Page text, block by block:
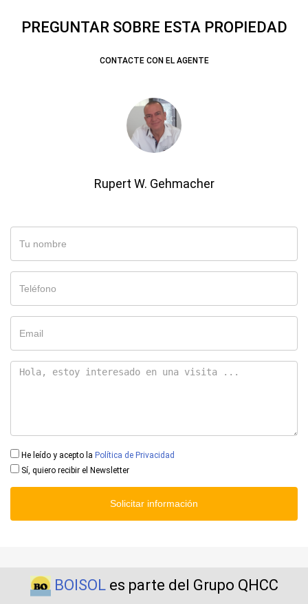
PREGUNTAR SOBRE ESTA PROPIEDAD
CONTACTE CON EL AGENTE
Rupert W. Gehmacher
He leído y acepto la Política de Privacidad
Sí, quiero recibir el Newsletter
Solicitar información
BOISOLes parte del Grupo QHCC